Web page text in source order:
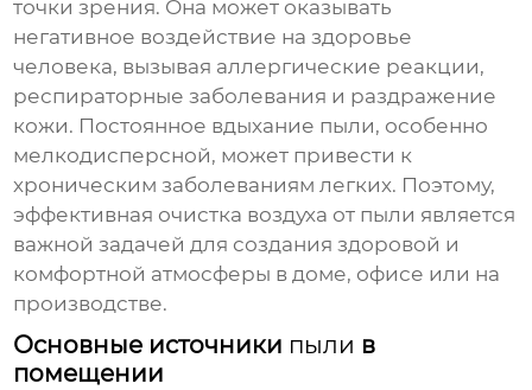
точки зрения. Она может оказывать
негативное воздействие на здоровье
человека, вызывая аллергические реакции,
респираторные заболевания и раздражение
кожи. Постоянное вдыхание пыли, особенно
мелкодисперсной, может привести к
хроническим заболеваниям легких. Поэтому,
эффективная очистка воздуха от пыли является
важной задачей для создания здоровой и
комфортной атмосферы в доме, офисе или на
производстве.
Основные источники пыли в
помещении